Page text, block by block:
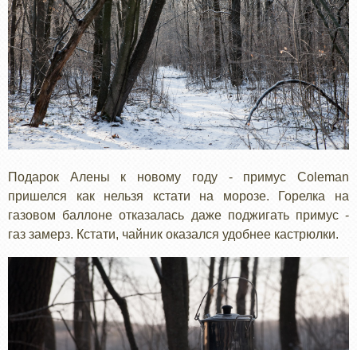
Подарок Алены к новому году - примус Coleman
пришелся как нельзя кстати на морозе. Горелка на
газовом баллоне отказалась даже поджигать примус -
газ замерз. Кстати, чайник оказался удобнее кастрюлки.